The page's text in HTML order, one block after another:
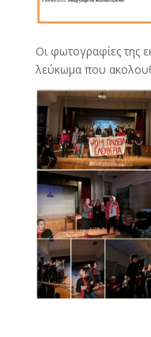
Οι φωτογραφίες της
λεύκωμα που